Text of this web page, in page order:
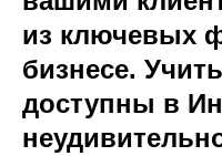
из ключевых
бизнесе.
доступны в